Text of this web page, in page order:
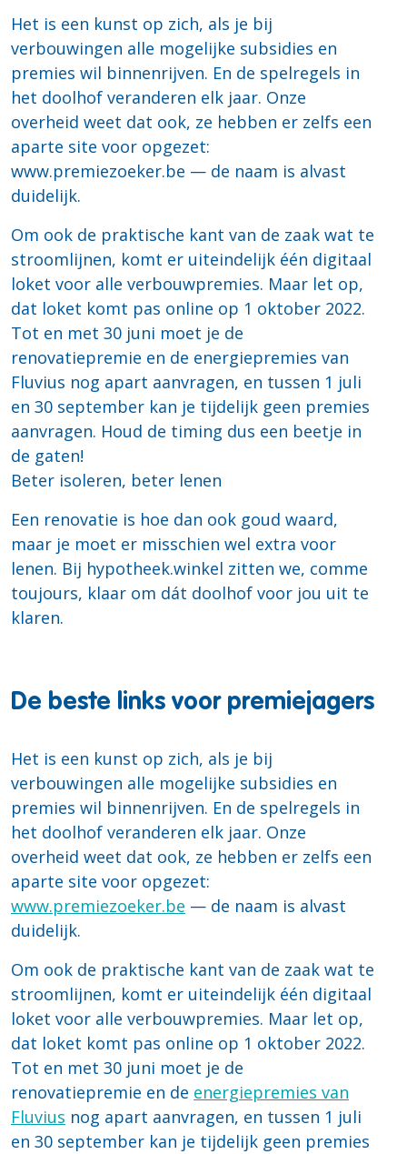
Het is een kunst op zich, als je bij
verbouwingen alle mogelijke subsidies en
premies wil binnenrijven. En de spelregels in
het doolhof veranderen elk jaar. Onze
overheid weet dat ook, ze hebben er zelfs een
aparte site voor opgezet:
www.premiezoeker.be — de naam is alvast
duidelijk.
Om ook de praktische kant van de zaak wat te
stroomlijnen, komt er uiteindelijk één digitaal
loket voor alle verbouwpremies. Maar let op,
dat loket komt pas online op 1 oktober 2022.
Tot en met 30 juni moet je de
renovatiepremie en de energiepremies van
Fluvius nog apart aanvragen, en tussen 1 juli
en 30 september kan je tijdelijk geen premies
aanvragen. Houd de timing dus een beetje in
de gaten!
Beter isoleren, beter lenen
Een renovatie is hoe dan ook goud waard,
maar je moet er misschien wel extra voor
lenen. Bij hypotheek.winkel zitten we, comme
toujours, klaar om dát doolhof voor jou uit te
klaren.
De beste links voor premiejagers
Het is een kunst op zich, als je bij
verbouwingen alle mogelijke subsidies en
premies wil binnenrijven. En de spelregels in
het doolhof veranderen elk jaar. Onze
overheid weet dat ook, ze hebben er zelfs een
aparte site voor opgezet:
www.premiezoeker.be — de naam is alvast
duidelijk.
Om ook de praktische kant van de zaak wat te
stroomlijnen, komt er uiteindelijk één digitaal
loket voor alle verbouwpremies. Maar let op,
dat loket komt pas online op 1 oktober 2022.
Tot en met 30 juni moet je de
renovatiepremie en de energiepremies van
Fluvius nog apart aanvragen, en tussen 1 juli
en 30 september kan je tijdelijk geen premies